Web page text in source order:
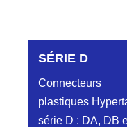
SÉRIE D
Connecteurs
plastiques
série D : DA, DB